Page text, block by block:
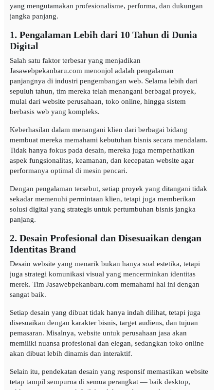
yang mengutamakan profesionalisme, performa, dan dukungan
jangka panjang.
1. Pengalaman Lebih dari 10 Tahun di Dunia
Digital
Salah satu faktor terbesar yang menjadikan
Jasawebpekanbaru.com menonjol adalah pengalaman
panjangnya di industri pengembangan web. Selama lebih dari
sepuluh tahun, tim mereka telah menangani berbagai proyek,
mulai dari website perusahaan, toko online, hingga sistem
berbasis web yang kompleks.
Keberhasilan dalam menangani klien dari berbagai bidang
membuat mereka memahami kebutuhan bisnis secara mendalam.
Tidak hanya fokus pada desain, mereka juga memperhatikan
aspek fungsionalitas, keamanan, dan kecepatan website agar
performanya optimal di mesin pencari.
Dengan pengalaman tersebut, setiap proyek yang ditangani tidak
sekadar memenuhi permintaan klien, tetapi juga memberikan
solusi digital yang strategis untuk pertumbuhan bisnis jangka
panjang.
2. Desain Profesional dan Disesuaikan dengan
Identitas Brand
Desain website yang menarik bukan hanya soal estetika, tetapi
juga strategi komunikasi visual yang mencerminkan identitas
merek. Tim Jasawebpekanbaru.com memahami hal ini dengan
sangat baik.
Setiap desain yang dibuat tidak hanya indah dilihat, tetapi juga
disesuaikan dengan karakter bisnis, target audiens, dan tujuan
pemasaran. Misalnya, website untuk perusahaan jasa akan
memiliki nuansa profesional dan elegan, sedangkan toko online
akan dibuat lebih dinamis dan interaktif.
Selain itu, pendekatan desain yang responsif memastikan website
tetap tampil sempurna di semua perangkat — baik desktop,